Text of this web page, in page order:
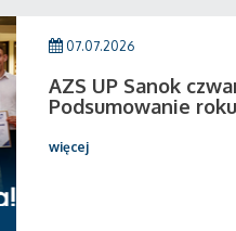
07.07.2026
AZS UP Sanok
Podsumowanie
więcej